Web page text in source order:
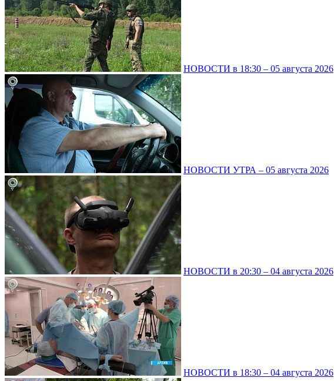
НОВОСТИ в 18:30 – 05 августа 2026
НОВОСТИ УТРА – 05 августа 2026
НОВОСТИ в 20:30 – 04 августа 2026
НОВОСТИ в 18:30 – 04 августа 2026